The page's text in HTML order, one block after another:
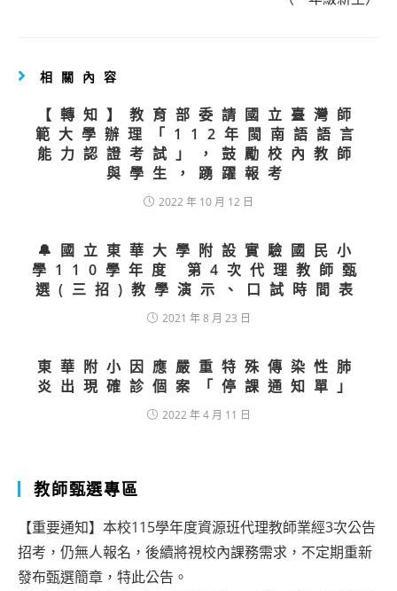
相關內容
【轉知】教育部委請國立臺灣師
範大學辦理「112年閩南語語言
能力認證考試」，鼓勵校內教師
與學生，踴躍報考
2022 年 10 月 12 日
🔔國立東華大學附設實驗國民小
學110學年度 第4次代理教師甄
選(三招)教學演示、口試時間表
2021 年 8 月 23 日
東華附小因應嚴重特殊傳染性肺
炎出現確診個案「停課通知單」
2022 年 4 月 11 日
教師甄選專區
【重要通知】本校115學年度資源班代理教師業經3次公告
招考，仍無人報名，後續將視校內課務需求，不定期重新
發布甄選簡章，特此公告。